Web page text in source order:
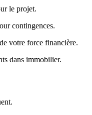
le projet.
contingences.
votre force financière.
dans immobilier.